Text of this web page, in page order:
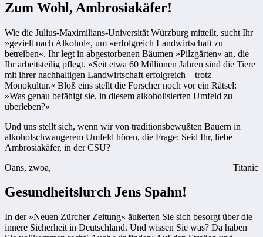
Zum Wohl, Ambrosiakäfer!
Wie die Julius-Maximilians-Universität Würzburg mitteilt, sucht Ihr
»gezielt nach Alkohol«, um »erfolgreich Landwirtschaft zu
betreiben«. Ihr legt in abgestorbenen Bäumen »Pilzgärten« an, die
Ihr arbeitsteilig pflegt. »Seit etwa 60 Millionen Jahren sind die Tiere
mit ihrer nachhaltigen Landwirtschaft erfolgreich – trotz
Monokultur.« Bloß eins stellt die Forscher noch vor ein Rätsel:
»Was genau befähigt sie, in diesem alkoholisierten Umfeld zu
überleben?«
Und uns stellt sich, wenn wir von traditionsbewußten Bauern in
alkoholschwangerem Umfeld hören, die Frage: Seid Ihr, liebe
Ambrosiakäfer, in der CSU?
Oans, zwoa,
Titanic
Gesundheitslurch Jens Spahn!
In der »Neuen Zürcher Zeitung« äußerten Sie sich besorgt über die
innere Sicherheit in Deutschland. Und wissen Sie was? Da haben